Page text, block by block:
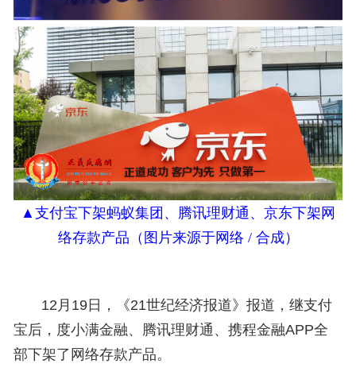
▲ 支付宝下架蚂蚁集团 、 腾讯理财通、京东下架网
络存款产品 （图片来源于网络 / 合成）
12月19日，《21世纪经济报道》报道，继支付
宝后，度小满金融、腾讯理财通、携程金融APP全
部下架了网络存款产品。